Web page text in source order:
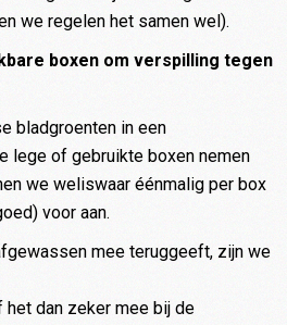
we regelen het samen wel).
boxen om verspilling tegen
bladgroenten in een
lege of gebruikte boxen nemen
we weliswaar éénmalig per box
voor aan.
mee teruggeeft, zijn we
het dan zeker mee bij de